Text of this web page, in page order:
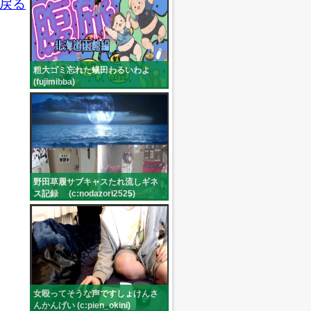
る
粗大ゴミ忘れた蟻田わるいわよ
(fujimibba)
野田草履サブキャスたれ流しギネ
ス記録 (c:nodazori2525)
女殴ってそうな声ですしょけんさ
んかんげい (c:pien_okini)